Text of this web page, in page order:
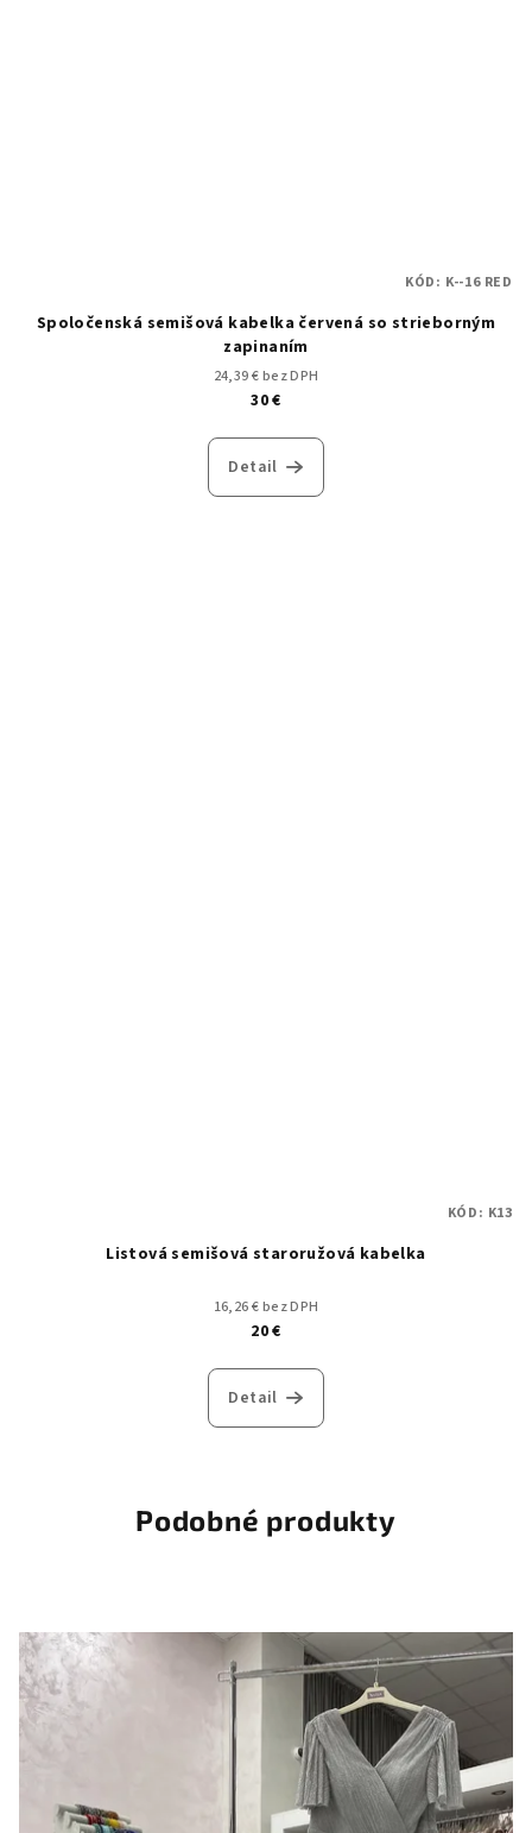
Spoločenská semišová kabelka červená so strieborným
zapinaním
24,39 € bez DPH
30 €
Detail
KÓD: K--16 RED
Listová semišová staroružová kabelka
16,26 € bez DPH
20 €
Detail
KÓD: K13
Podobné produkty